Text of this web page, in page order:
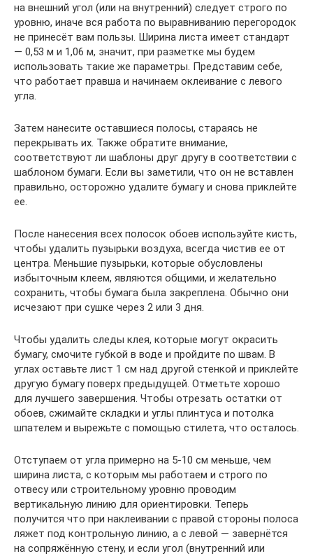
на внешний угол (или на внутренний) следует строго по
уровню, иначе вся работа по выравниванию перегородок
не принесёт вам пользы. Ширина листа имеет стандарт
— 0,53 м и 1,06 м, значит, при разметке мы будем
использовать такие же параметры. Представим себе,
что работает правша и начинаем оклеивание с левого
угла.
Затем нанесите оставшиеся полосы, стараясь не
перекрывать их. Также обратите внимание,
соответствуют ли шаблоны друг другу в соответствии с
шаблоном бумаги. Если вы заметили, что он не вставлен
правильно, осторожно удалите бумагу и снова приклейте
ее.
После нанесения всех полосок обоев используйте кисть,
чтобы удалить пузырьки воздуха, всегда чистив ее от
центра. Меньшие пузырьки, которые обусловлены
избыточным клеем, являются общими, и желательно
сохранить, чтобы бумага была закреплена. Обычно они
исчезают при сушке через 2 или 3 дня.
Чтобы удалить следы клея, которые могут окрасить
бумагу, смочите губкой в ​​воде и пройдите по швам. В
углах оставьте лист 1 см над другой стенкой и приклейте
другую бумагу поверх предыдущей. Отметьте хорошо
для лучшего завершения. Чтобы отрезать остатки от
обоев, сжимайте складки и углы плинтуса и потолка
шпателем и вырежьте с помощью стилета, что осталось.
Отступаем от угла примерно на 5-10 см меньше, чем
ширина листа, с которым мы работаем и строго по
отвесу или строительному уровню проводим
вертикальную линию для ориентировки. Теперь
получится что при наклеивании с правой стороны полоса
ляжет под контрольную линию, а с левой — завернётся
на сопряжённую стену, и если угол (внутренний или